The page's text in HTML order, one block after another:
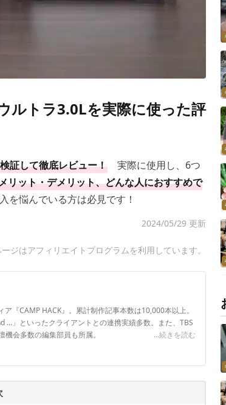
ルトラ3.0Lを実際に使った評
証して徹底レビュー！実際に使用し、6つ
リット・デメリット、どんな人におすすめで
悩んでいる方は必見です！
2024/05/29 更新
ジはアフィリエイトプログラムを利用しています。
『CAMP HACK』。累計制作記事本数は10,000本以上。
...」といったクライアントとの連携実績多数。また、TBS
会多数の編集部員も所属。
...続きを読む